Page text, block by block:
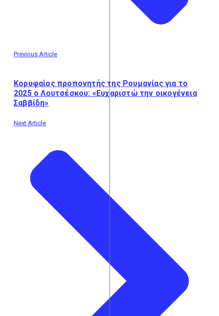
Previous Article
Κορυφαίος προπονητής της Ρουμανίας για το
2025 ο Λουτσέσκου: «Ευχαριστώ την οικογένεια
Σαββίδη»
Next Article